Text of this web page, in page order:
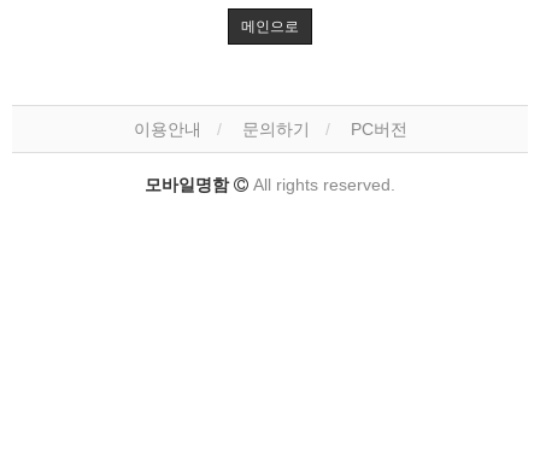
메인으로
이용안내 문의하기 PC버전
모바일명함 All rights reserved.